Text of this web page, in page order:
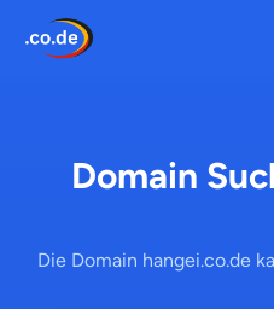
Domain
Die Domain hangei.co.de